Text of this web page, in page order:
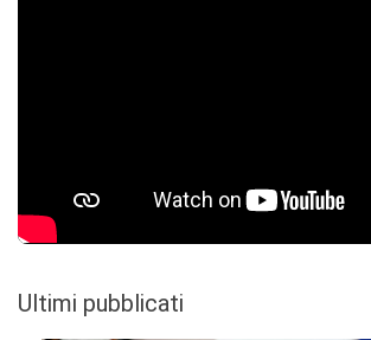
Ultimi pubblicati